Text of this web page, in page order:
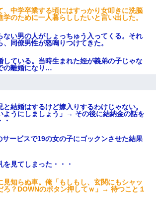
べた量を
・・２軍
あまり悲
、中学卒業する頃にはすっかり女叩きに洗脳
学のために一人暮らししたいと言い出した。
ない男の人がしょっちゅう入ってくる。それ
同僚男性が怒鳴りつけてきた。
している。当時生まれた姪が義弟の子じゃな
の離婚になり…
と結婚はするけど嫁入りするわけじゃない。
ようにしましょう」→ その後に結納金の話を
・
ービスで19の女の子にゴックンさせた結果
見てしまった・・・
見知らぬ車。俺「もしもし、玄関にもシャッ
ろ？DOWNのボタン押してｗ」→ 待つこと１